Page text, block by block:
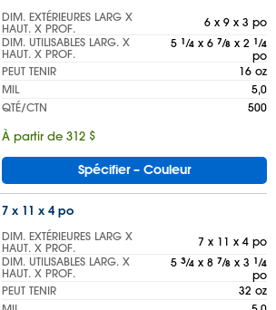
DIM. EXTÉRIEURES LARG X
HAUT. X PROF.
6 x 9 x 3 po
DIM. UTILISABLES LARG. X
HAUT. X PROF.
5 1 ⁄4 x 6 7⁄8 x 2 1 ⁄4
po
PEUT TENIR
16 oz
MIL
5,0
QTÉ/CTN
500
À partir de 312 $
Spécifier – Couleur
7 x 11 x 4 po
DIM. EXTÉRIEURES LARG X
HAUT. X PROF.
7 x 11 x 4 po
DIM. UTILISABLES LARG. X
HAUT. X PROF.
5 3⁄4 x 8 7⁄8 x 3 1 ⁄4
po
PEUT TENIR
32 oz